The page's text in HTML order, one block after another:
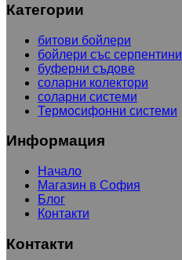
Категории
битови бойлери
бойлери със серпентини
буферни съдове
соларни колектори
соларни системи
Термосифонни системи
Информация
Начало
Магазин в София
Блог
Контакти
Контакти